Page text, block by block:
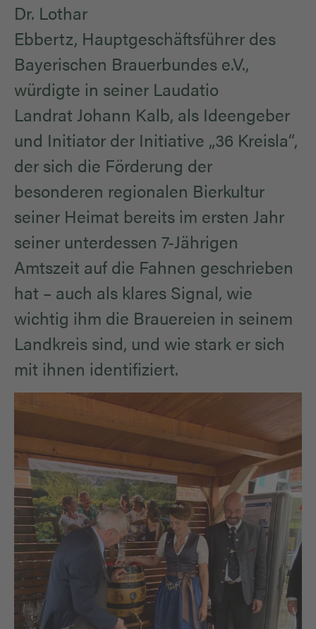
Dr. Lothar
Ebbertz, Hauptgeschäftsführer des
Bayerischen Brauerbundes e.V.,
würdigte in seiner Laudatio
Landrat Johann Kalb, als Ideengeber
und Initiator der Initiative „36 Kreisla“,
der sich die Förderung der
besonderen regionalen Bierkultur
seiner Heimat bereits im ersten Jahr
seiner unterdessen 7-Jährigen
Amtszeit auf die Fahnen geschrieben
hat – auch als klares Signal, wie
wichtig ihm die Brauereien in seinem
Landkreis sind, und wie stark er sich
mit ihnen identifiziert.